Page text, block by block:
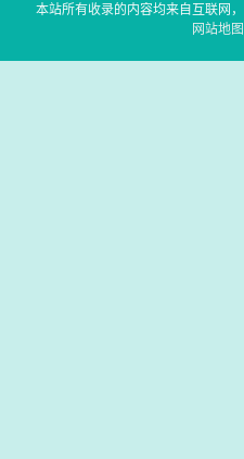
本站所有收录的内容均来自互联网
网站地图